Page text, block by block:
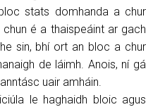
stats domhanda a chur
é a thaispeáint ar gach
sin, bhí ort an bloc a chur
de láimh. Anois, ní gá
uair amháin.
le haghaidh bloic agus